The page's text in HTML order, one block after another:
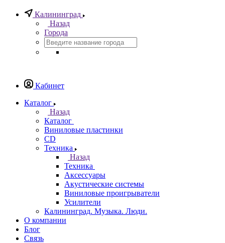
Калининград
Назад
Города
Кабинет
Каталог
Назад
Каталог
Виниловые пластинки
CD
Техника
Назад
Техника
Аксессуары
Акустические системы
Виниловые проигрыватели
Усилители
Калининград. Музыка. Люди.
О компании
Блог
Связь